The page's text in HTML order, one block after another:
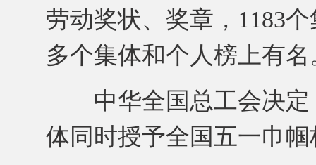
劳动奖状、奖章，1183
多个集体和个人榜上有名
中华全国总工会决定
体同时授予全国五一巾